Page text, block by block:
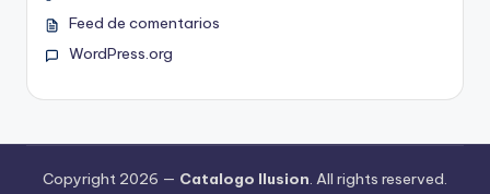
Feed de comentarios
WordPress.org
Copyright 2026 — Catalogo Ilusion. All rights reserved.